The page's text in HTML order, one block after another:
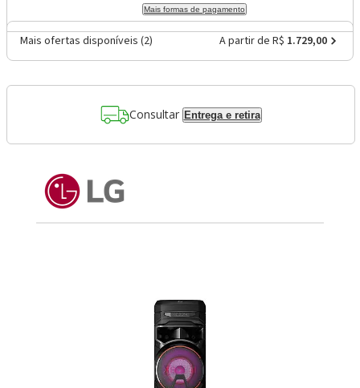
Mais formas de pagamento
Mais ofertas disponíveis (2) A partir de R$ 1.729,00
Consultar Entrega e retira